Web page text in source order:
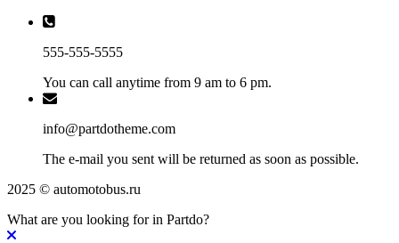
555-555-5555
You can call anytime from 9 am to 6 pm.
info@partdotheme.com
The e-mail you sent will be returned as soon as possible.
2025 © automotobus.ru
What are you looking for in Partdo?